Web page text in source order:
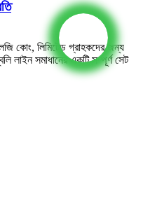
কোং, লিমিটেড গ্রাহকদের জন্য
লাইন সমাধানের একটি সম্পূর্ণ সেট